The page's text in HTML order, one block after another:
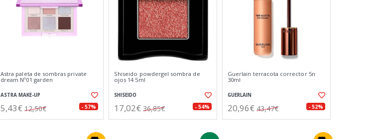
Astra paleta de sombras private
dream Nº01 garden
ASTRA MAKE-UP
5,43€ 12,50€ - 57%
Shiseido powdergel sombra de
ojos 14 5ml
SHISEIDO
17,02€ 36,85€ - 54%
Guerlain terracota corrector 5n
30ml
GUERLAIN
20,96€ 43,47€ - 52%